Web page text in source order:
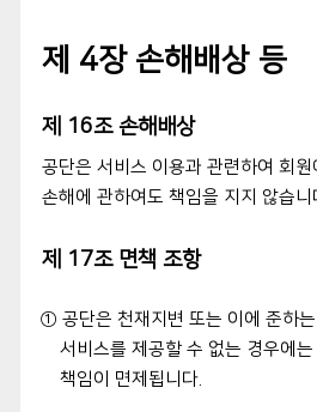
제 4장 손해배상 등
제 16조 손해배상
공단은 서비스 이용과 관련하여 회
손해에 관하여도 책임을 지지 않습니
제 17조 면책 조항
① 공단은 천재지변 또는 이에 준하
서비스를 제공할 수 없는 경우에
책임이 면제됩니다.